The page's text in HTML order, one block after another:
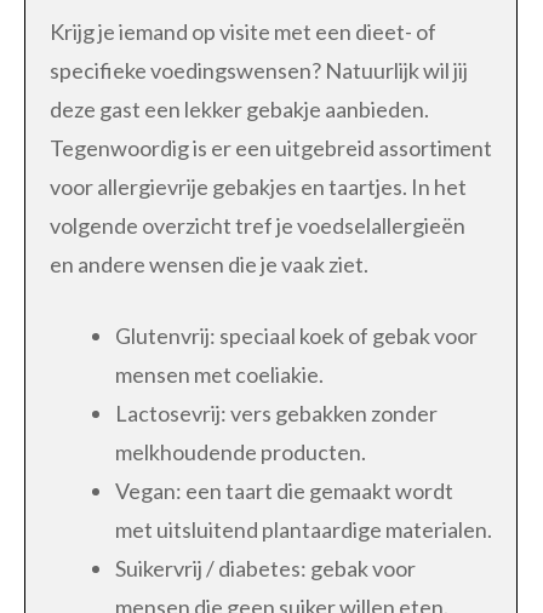
Krijg je iemand op visite met een dieet- of
specifieke voedingswensen? Natuurlijk wil jij
deze gast een lekker gebakje aanbieden.
Tegenwoordig is er een uitgebreid assortiment
voor allergievrije gebakjes en taartjes. In het
volgende overzicht tref je voedselallergieën
en andere wensen die je vaak ziet.
Glutenvrij: speciaal koek of gebak voor
mensen met coeliakie.
Lactosevrij: vers gebakken zonder
melkhoudende producten.
Vegan: een taart die gemaakt wordt
met uitsluitend plantaardige materialen.
Suikervrij / diabetes: gebak voor
mensen die geen suiker willen eten.